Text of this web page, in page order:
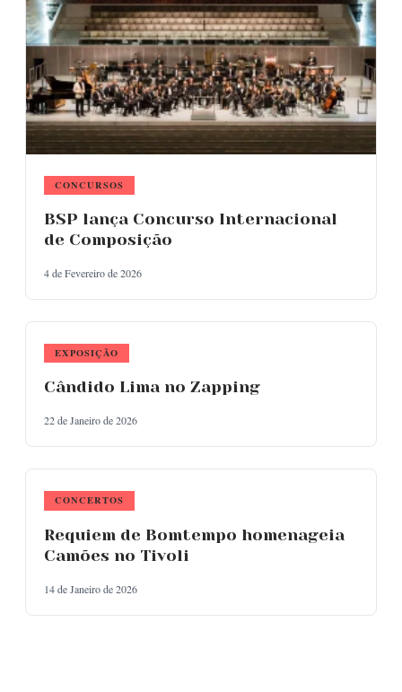
CONCURSOS
BSP lança Concurso Internacional
de Composição
4 de Fevereiro de 2026
EXPOSIÇÃO
Cândido Lima no Zapping
22 de Janeiro de 2026
CONCERTOS
Requiem de Bomtempo homenageia
Camões no Tivoli
14 de Janeiro de 2026